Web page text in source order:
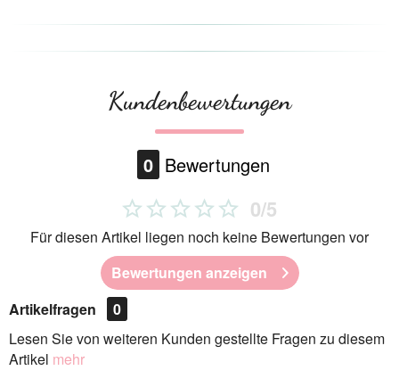
Kundenbewertungen
0 Bewertungen
0/5
Für diesen Artikel liegen noch keine Bewertungen vor
Bewertungen anzeigen
Artikelfragen
0
Lesen Sie von weiteren Kunden gestellte Fragen zu diesem
Artikel mehr